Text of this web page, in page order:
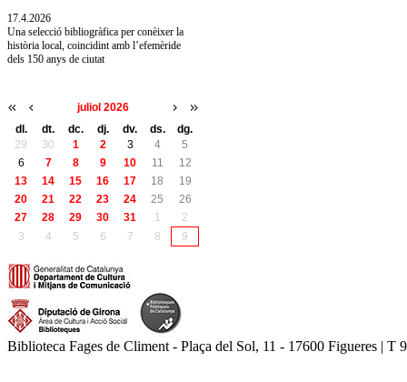
17.4.2026
Una selecció bibliogràfica per conèixer la
història local, coincidint amb l’efemèride
dels 150 anys de ciutat
juliol 2026
dl.
dt. dc. dj. dv. ds.
dg.
29
30 1 2 3 4
5
6
7 8 9 10 11
12
13
14 15 16 17 18
19
20
21 22 23 24 25
26
27
28 29 30 31 1
2
3
4 5 6 7 8 9
Biblioteca Fages de Climent - Plaça del Sol, 11 - 17600 Figueres |